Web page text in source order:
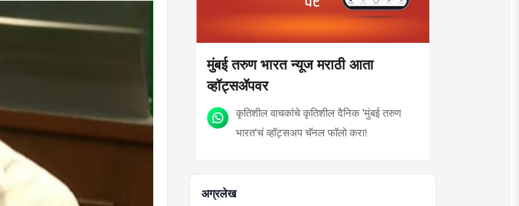
मुंबई तरुण भारत न्यूज मराठी आता
व्हॉट्सॲपवर
कृतिशील वाचकांचे कृतिशील दैनिक 'मुंबई तरुण
भारत'चं व्हॉट्सअप चॅनल फॉलो करा!
अग्रलेख